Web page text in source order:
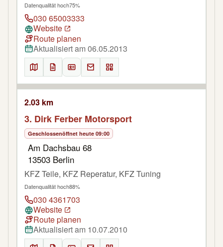
Datenqualität hoch75%
030 65003333
Website
Route planen
Aktualisiert am 06.05.2013
2.03 km
3. Dirk Ferber Motorsport
Geschlossenöffnet heute 09:00
Am Dachsbau 68
13503 Berlin
KFZ Teile, KFZ Reperatur, KFZ Tuning
Datenqualität hoch88%
030 4361703
Website
Route planen
Aktualisiert am 10.07.2010